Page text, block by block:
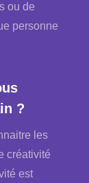
ou de
personne
?
les
créativité
est